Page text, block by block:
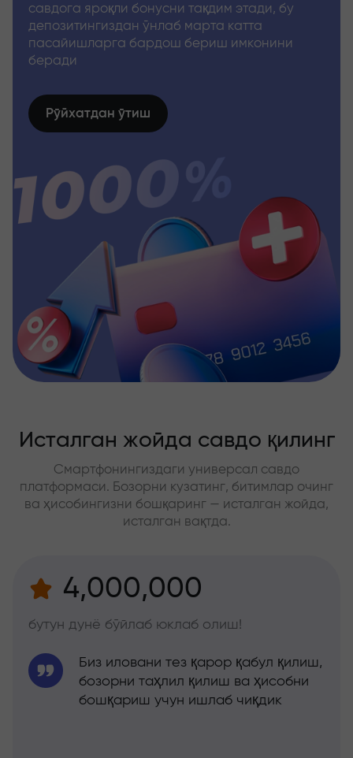
савдога яроқли бонусни тақдим этади, бу
депозитингиздан ўнлаб марта катта
пасайишларга бардош бериш имконини
беради
Рўйхатдан ўтиш
Исталган жойда савдо қилинг
Смартфонингиздаги универсал савдо
платформаси. Бозорни кузатинг, битимлар очинг
ва ҳисобингизни бошқаринг — исталган жойда,
исталган вақтда.
4,000,000
бутун дунё бўйлаб юклаб олиш!
Биз иловани тез қарор қабул қилиш,
бозорни таҳлил қилиш ва ҳисобни
бошқариш учун ишлаб чиқдик